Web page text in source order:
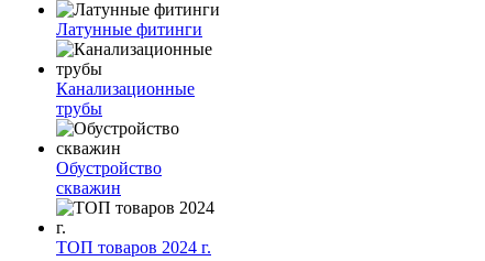
Латунные фитинги
Канализационные
трубы
Обустройство
скважин
ТОП товаров 2024 г.